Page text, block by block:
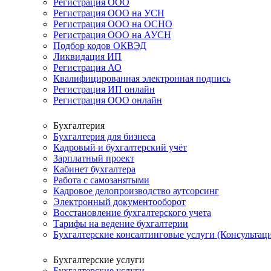
Регистрация ООО
Регистрация ООО на УСН
Регистрация ООО на ОСНО
Регистрация ООО на АУСН
Подбор кодов ОКВЭД
Ликвидация ИП
Регистрация АО
Квалифицированная электронная подпись
Регистрация ИП онлайн
Регистрация ООО онлайн
Бухгалтерия
Бухгалтерия для бизнеса
Кадровый и бухгалтерский учёт
Зарплатный проект
Кабинет бухгалтера
Работа с самозанятыми
Кадровое делопроизводство аутсорсинг
Электронный документооборот
Восстановление бухгалтерского учета
Тарифы на ведение бухгалтерии
Бухгалтерские консалтинговые услуги
Бухгалтерские услуги